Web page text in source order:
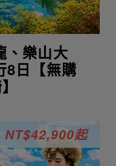
、樂山大
8日【無購
NT$42,900起